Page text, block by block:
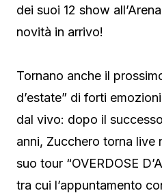
dei suoi 12 show
novità in arrivo!
Tornano anche il
d’estate” di forti
dal vivo: dopo il
anni, Zucchero torna live
suo tour “OVERDOSE
tra cui l’appuntamento